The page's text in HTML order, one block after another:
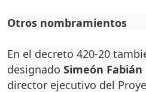
Otros nombramientos
En el decreto 420-20
designado Simeón
director ejecutivo del